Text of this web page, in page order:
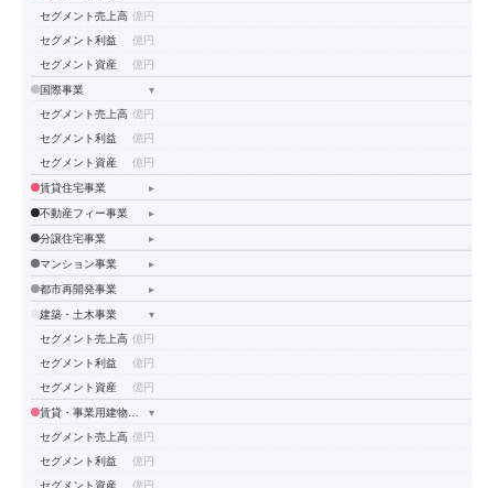
セグメント売上高 億円
セグメント利益
億円
セグメント資産
億円
国際事業
▾
セグメント売上高 億円
セグメント利益
億円
セグメント資産
億円
賃貸住宅事業
▸
不動産フィー事業
▸
分譲住宅事業
▸
マンション事業
▸
都市再開発事業
▸
建築・土木事業
▾
セグメント売上高 億円
セグメント利益
億円
セグメント資産
億円
▾
セグメント売上高 億円
セグメント利益
億円
セグメント資産
億円